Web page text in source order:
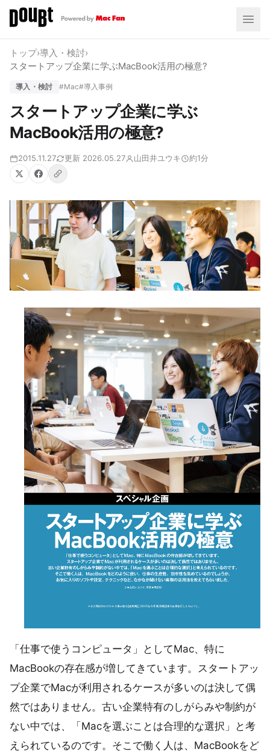
トップ›導入・検討›
スタートアップ企業に学ぶMacBook活用の極意?
導入・検討 #Mac#導入事例
スタートアップ企業に学ぶ
MacBook活用の極意?
2015.11.27 更新 2026.05.27 山田井ユウキ 約1分
「仕事で使うコンピュータ」としてMac、特に
MacBookの存在感が増してきています。スタートアッ
プ企業でMacが利用されるケースが多いのは決して偶
然ではありません。古い企業特有のしがらみや制約が
ない中では、「Macを選ぶことは合理的な選択」と考
えられているのです。そこで働く人は、MacBookをど